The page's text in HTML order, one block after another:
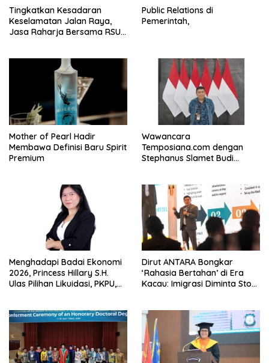
Tingkatkan Kesadaran
Keselamatan Jalan Raya,
Jasa Raharja Bersama RSU
Komprehensif di Jagakarsa
Public Relations di
Pemerintah,
Mother of Pearl Hadir
Membawa Definisi Baru Spirit
Premium
Wawancara
Temposiana.com dengan
Stephanus Slamet Budi
Menghadapi Badai Ekonomi
2026, Princess Hillary S.H.
Ulas Pilihan Likuidasi, PKPU,
Dirut ANTARA Bongkar
‘Rahasia Bertahan’ di Era
Kacau: Imigrasi Diminta Stop